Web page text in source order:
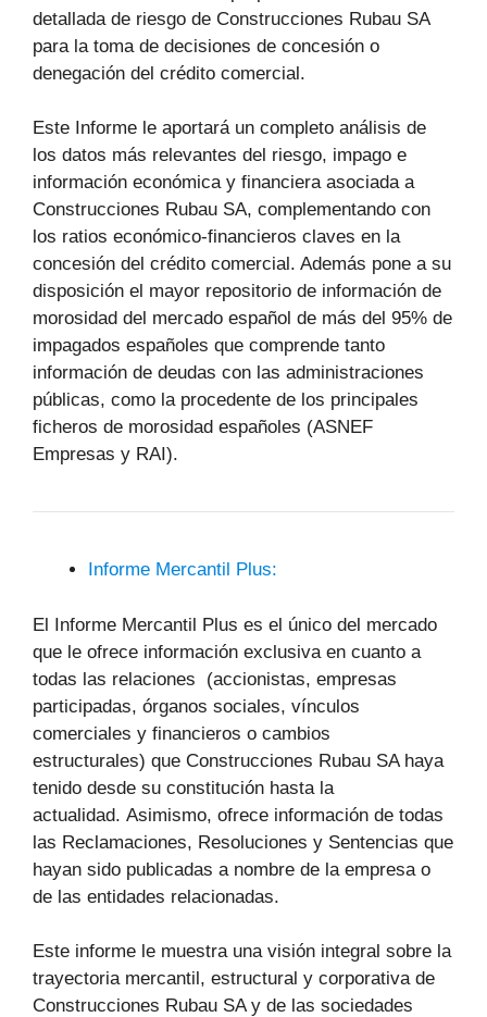
detallada de riesgo de Construcciones Rubau SA
para la toma de decisiones de concesión o
denegación del crédito comercial.
Este Informe le aportará un completo análisis de
los datos más relevantes del riesgo, impago e
información económica y financiera asociada a
Construcciones Rubau SA, complementando con
los ratios económico-financieros claves en la
concesión del crédito comercial. Además pone a su
disposición el mayor repositorio de información de
morosidad del mercado español de más del 95% de
impagados españoles que comprende tanto
información de deudas con las administraciones
públicas, como la procedente de los principales
ficheros de morosidad españoles (ASNEF
Empresas y RAI).
Informe Mercantil Plus:
El Informe Mercantil Plus es el único del mercado
que le ofrece información exclusiva en cuanto a
todas las relaciones (accionistas, empresas
participadas, órganos sociales, vínculos
comerciales y financieros o cambios
estructurales) que Construcciones Rubau SA haya
tenido desde su constitución hasta la
actualidad. Asimismo, ofrece información de todas
las Reclamaciones, Resoluciones y Sentencias que
hayan sido publicadas a nombre de la empresa o
de las entidades relacionadas.
Este informe le muestra una visión integral sobre la
trayectoria mercantil, estructural y corporativa de
Construcciones Rubau SA y de las sociedades